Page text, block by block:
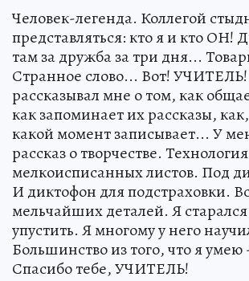
Человек-легенда. Коллегой
представляться: кто я и кто ОН!
там за дружба за три дня...
Странное слово... Вот!
рассказывал мне о том, как
как запоминает их рассказы,
какой момент записывает... У
рассказ о творчестве.
мелкоисписанных листов. Под
И диктофон для подстраховки.
мельчайших деталей. Я
упустить. Я многому у него
Большинство из того, что я умею
Спасибо тебе, УЧИТЕЛЬ!